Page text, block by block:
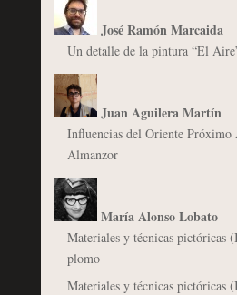
José Ramón Marcaida
Un detalle de la pintura “El
Juan Aguilera Martín
Influencias del Oriente
Almanzor
María Alonso Lobato
Materiales y técnicas pictóricas
plomo
Materiales y técnicas pictóricas